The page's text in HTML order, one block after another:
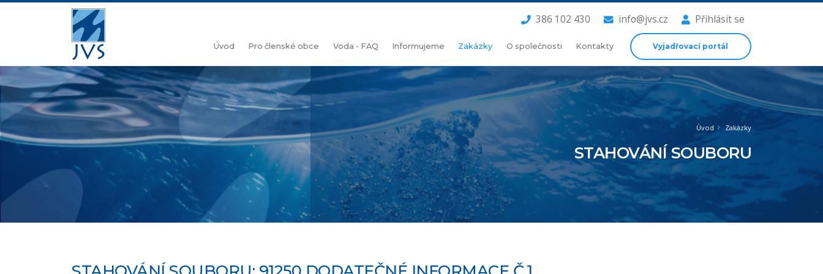
386 102 430 info@jvs.cz Přihlásit se
Úvod Pro členské obce Voda - FAQ Informujeme Zakázky O společnosti Kontakty Vyjadřovací portál
Úvod Zakázky
STAHOVÁNÍ SOUBORU